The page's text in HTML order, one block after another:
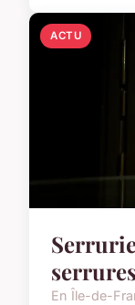
ACTU
En Île-de-